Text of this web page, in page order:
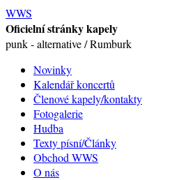
WWS
Oficielní stránky kapely
punk - alternative / Rumburk
Novinky
Kalendář koncertů
Členové kapely/kontakty
Fotogalerie
Hudba
Texty písní/Články
Obchod WWS
O nás